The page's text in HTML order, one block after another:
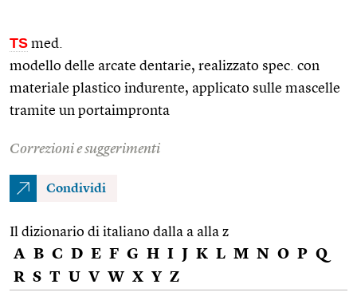
TS med.
modello delle arcate dentarie, realizzato spec. con
materiale plastico indurente, applicato sulle mascelle
tramite un portaimpronta
Correzioni e suggerimenti
Condividi
Il dizionario di italiano dalla a alla z
A B C D E F G H I J K L M N O P Q
R S T U V W X Y Z